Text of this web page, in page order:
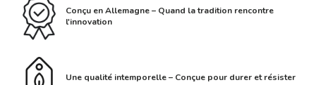
Conçu en Allemagne – Quand la tradition rencontre
l'innovation
Une qualité intemporelle – Conçue pour durer et résister